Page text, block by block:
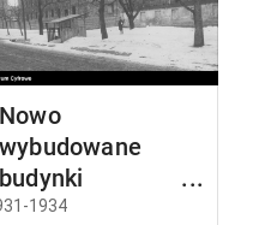
Nowo
wybudowane
budynki w
Częstochowie
1934